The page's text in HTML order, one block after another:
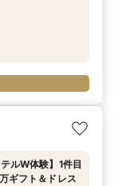
パーティ会場
ルW体験】1件目
ギフト＆ドレス